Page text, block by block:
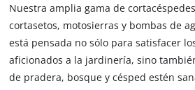
Nuestra amplia gama de
cortasetos, motosierras y bombas de
está pensada no sólo para satisfacer
aficionados a la jardinería, sino
de pradera, bosque y césped estén